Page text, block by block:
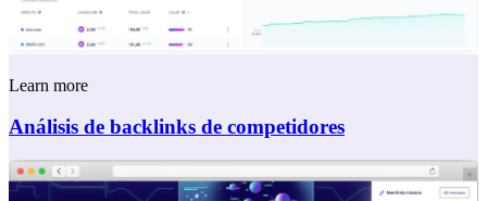
Learn more
Análisis de backlinks de competidores